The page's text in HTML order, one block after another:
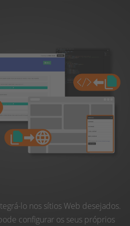
lo nos sítios Web desejados.
configurar os seus próprios